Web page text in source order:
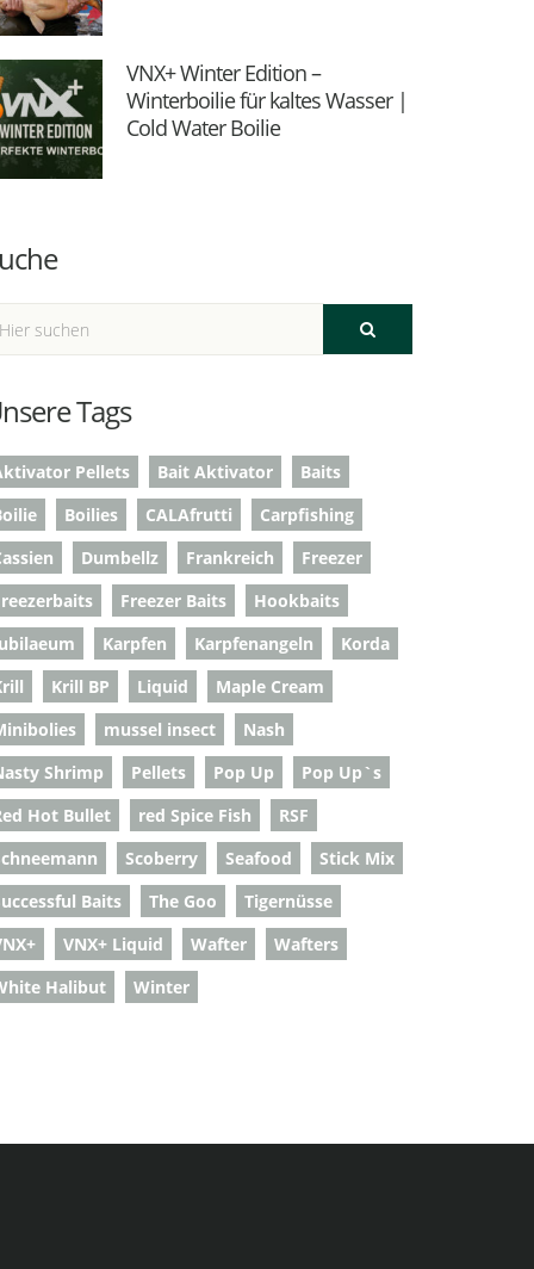
VNX+ Winter Edition –
Winterboilie für kaltes Wasser |
Cold Water Boilie
Tags
Pellets Bait Aktivator
Baits
Boilies CALAfrutti
Carpfishing
Dumbellz Frankreich
Freezer
Freezer Baits
Hookbaits
Karpfen Karpfenangeln
Korda
Krill BP Liquid
Maple Cream
mussel insect
Nash
Shrimp
Pellets Pop Up
Pop Up`s
Hot Bullet
red Spice Fish
RSF
Scoberry Seafood
Stick Mix
Baits
The Goo
Tigernüsse
VNX+ Liquid Wafter
Wafters
Halibut
Winter